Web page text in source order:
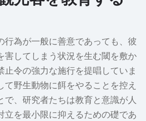
行為が一般に善意であっても、彼
害してしまう状況を生む閾を敷か
止令の強力な施行を提唱していま
て野生動物に餌をやることを控え
で、研究者たちは教育と意識が人
立を最小限に抑えるための礎であ